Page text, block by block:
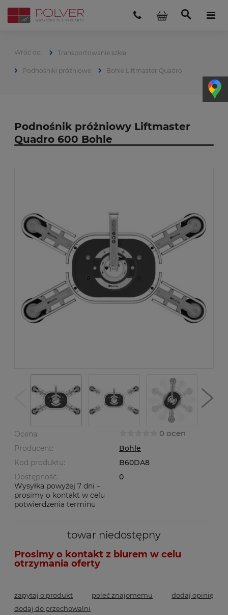
Transportowanie szkła
Podnośniki próżniowe Bohle Liftmaster Quadro
Podnośnik próżniowy Liftmaster
Quadro 600 Bohle
Ocena: 0 ocen
Producent:
Bohle
Kod produktu:
B60DA8
Dostępność:
0
Wysyłka powyżej 7 dni –
prosimy o kontakt w celu
potwierdzenia terminu
towar niedostępny
zapytaj o produkt poleć znajomemu
dodaj opinię
dodaj do przechowalni